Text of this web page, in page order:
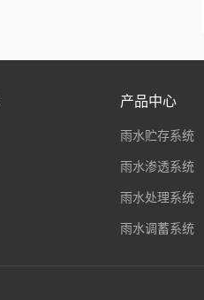
产品中心
雨水贮存系统
雨水渗透系统
雨水处理系统
雨水调蓄系统